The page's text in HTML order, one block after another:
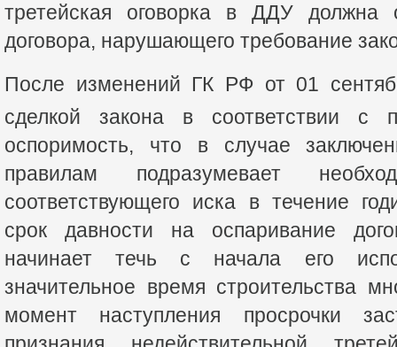
третейская оговорка в ДДУ должна
договора, нарушающего требование
После изменений ГК РФ от 01
сделкой закона в соответствии с
оспоримость, что в случае
правилам подразумевает
соответствующего иска в течение
срок давности на оспаривание
начинает течь с начала его
значительное время строительства
момент наступления просрочки